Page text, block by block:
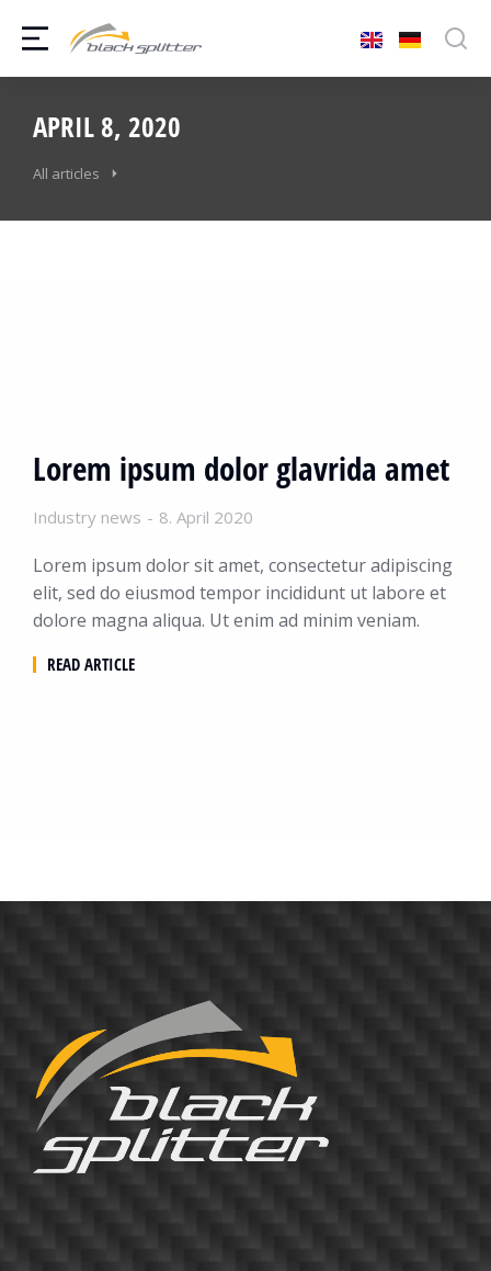
APRIL 8, 2020
All articles
Lorem ipsum dolor glavrida amet
Industry news 8. April 2020
Lorem ipsum dolor sit amet, consectetur adipiscing
elit, sed do eiusmod tempor incididunt ut labore et
dolore magna aliqua. Ut enim ad minim veniam.
READ ARTICLE